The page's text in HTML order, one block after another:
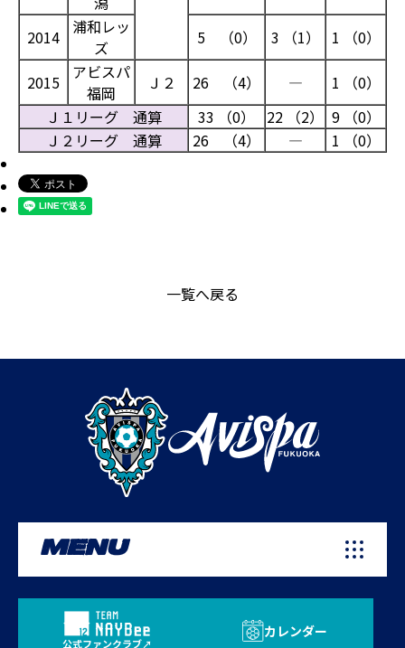
2014
浦和レッ
ズ
5 （0） 3 （1） 1 （0）
2015
アビスパ
福岡
Ｊ２ 26 （4） ―
1 （0）
Ｊ１リーグ 通算
33 （0） 22 （2）
9 （0）
Ｊ２リーグ 通算
26 （4） ― 1 （0）
一覧へ戻る
MENU
公式ファンクラブ
カレンダー